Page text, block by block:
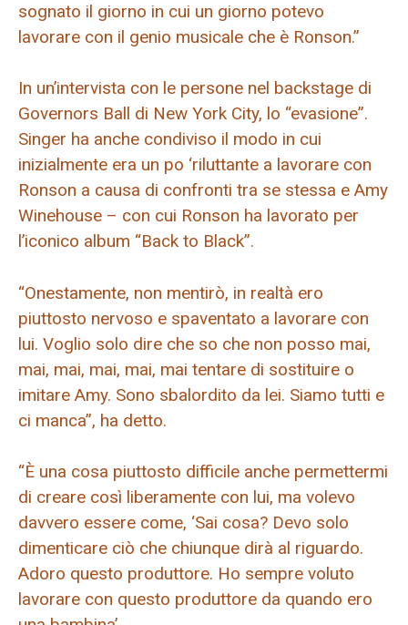
sognato il giorno in cui un giorno potevo
lavorare con il genio musicale che è Ronson.”
In un’intervista con le persone nel backstage di
Governors Ball di New York City, lo “evasione”.
Singer ha anche condiviso il modo in cui
inizialmente era un po ‘riluttante a lavorare con
Ronson a causa di confronti tra se stessa e Amy
Winehouse – con cui Ronson ha lavorato per
l’iconico album “Back to Black”.
“Onestamente, non mentirò, in realtà ero
piuttosto nervoso e spaventato a lavorare con
lui. Voglio solo dire che so che non posso mai,
mai, mai, mai, mai, mai tentare di sostituire o
imitare Amy. Sono sbalordito da lei. Siamo tutti e
ci manca”, ha detto.
“È una cosa piuttosto difficile anche permettermi
di creare così liberamente con lui, ma volevo
davvero essere come, ‘Sai cosa? Devo solo
dimenticare ciò che chiunque dirà al riguardo.
Adoro questo produttore. Ho sempre voluto
lavorare con questo produttore da quando ero